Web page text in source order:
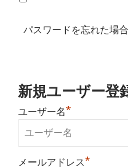
パスワードを忘れた場
新規ユーザー登
ユーザー名*
メールアドレス*